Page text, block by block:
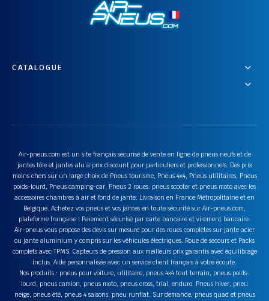
CATALOGUE
Air-pneus.com est un site français sécurisé de vente en ligne de pneus neufs et de
jantes tôle et jantes alu à prix discount pour particuliers et professionnels. Des prix
moins chers sur un large choix de Pneus tourisme, Pneus 4x4, Pneus utilitaires, Pneus
poids-lourd, Pneus camping-car, Pneus 2 roues: pneus scooter et pneus moto avec les
accessoires chambres à air et fond de jante. Livraison en France Métropolitaine et en
Belgique. Achetez vos pneus et vos jantes en toute sécurité sur Air-pneus.com,
plateforme française ! Paiement sécurisé par carte bancaire et virement bancaire.
Air-pneus vous propose des devis sur mesure pour des roues complètes sur jante acier
ou jante aluminium y compris sur les véhicules électriques. Roue de secours et Packs
complets avec TPMS, Capteurs de pression aux meilleurs prix garantis avec équilibrage
inclus. Aide personnalisée avec un service client français à votre écoute.
Nos produits : pneus pour voiture, utilitaire, pneus 4x4 tout terrain, pneus poids-
lourd, pneus camion, pneus moto, pneus cross, trial, enduro. Pneus hiver, pneu
neige, pneus été, pneus 4 saisons, pneu runflat. Sur demande, pneus quad et pneus